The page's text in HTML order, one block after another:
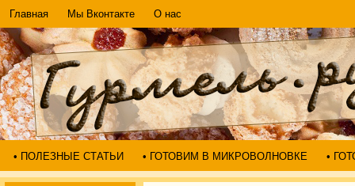
Главная Мы Вконтакте О нас
• ПОЛЕЗНЫЕ СТАТЬИ • ГОТОВИМ В МИКРОВОЛНОВКЕ •